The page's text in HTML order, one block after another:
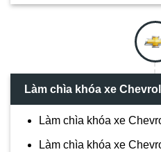
Làm chìa khóa xe
Làm chìa khóa xe
Làm chìa khóa xe